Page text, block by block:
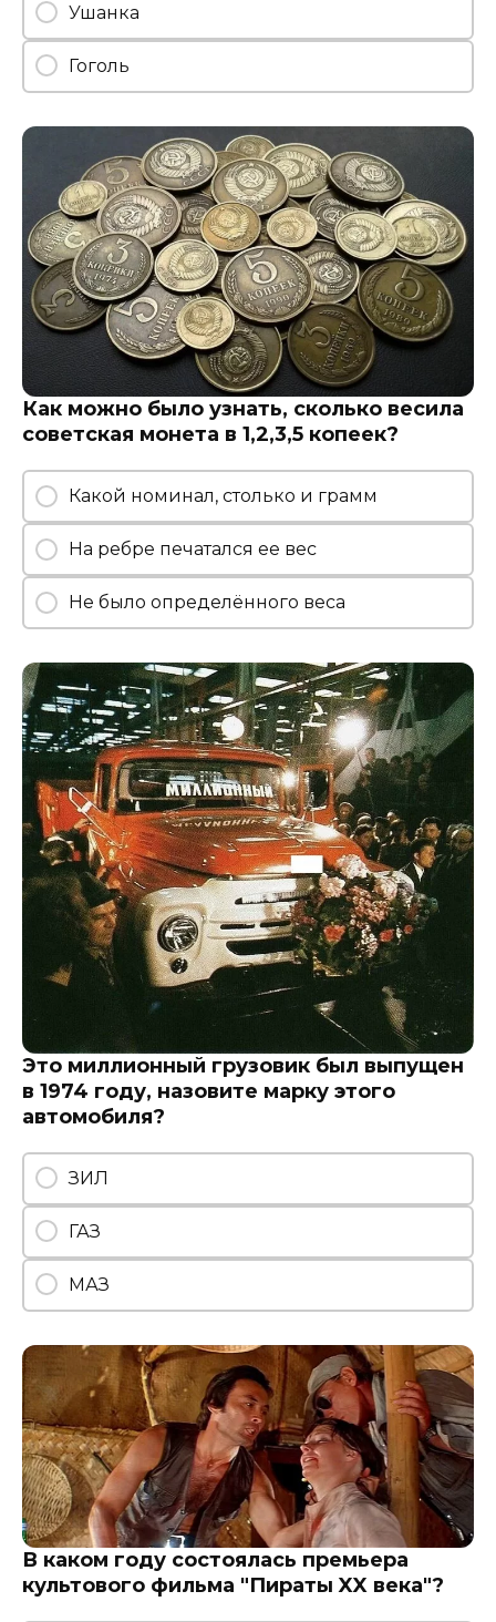
Ушанка
Гоголь
Как можно было узнать, сколько весила
советская монета в 1,2,3,5 копеек?
Какой номинал, столько и грамм
На ребре печатался ее вес
Не было определённого веса
Это миллионный грузовик был выпущен
в 1974 году, назовите марку этого
автомобиля?
ЗИЛ
ГАЗ
МАЗ
В каком году состоялась премьера
культового фильма "Пираты XX века"?